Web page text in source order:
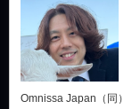
Omnissa Japan（同）